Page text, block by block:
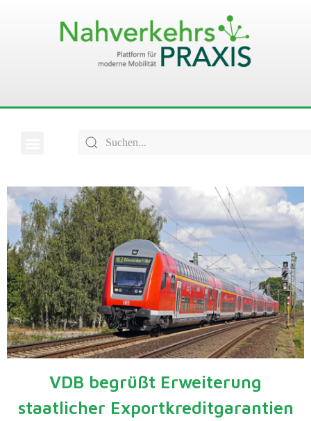
VDB begrüßt Erweiterung
staatlicher Exportkreditgarantien